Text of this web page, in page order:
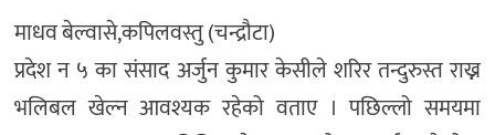
माधव बेल्वासे,कपिलवस्तु (चन्द्रौटा)
प्रदेश न ५ का संसाद अर्जुन कुमार केसीले शरिर तन्दुरुस्त राख्न
भलिबल खेल्न आवश्यक रहेको वताए । पछिल्लो समयमा